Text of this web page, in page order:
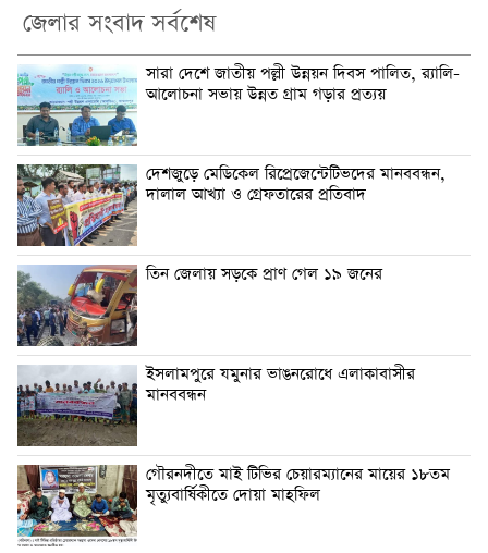
জেলার সংবাদ সর্বশেষ
সারা দেশে জাতীয় পল্লী উন্নয়ন দিবস পালিত, র‍্যালি-
আলোচনা সভায় উন্নত গ্রাম গড়ার প্রত্যয়
দেশজুড়ে মেডিকেল রিপ্রেজেন্টেটিভদের মানববন্ধন,
দালাল আখ্যা ও গ্রেফতারের প্রতিবাদ
তিন জেলায় সড়কে প্রাণ গেল ১৯ জনের
ইসলামপুরে যমুনার ভাঙনরোধে এলাকাবাসীর
মানববন্ধন
গৌরনদীতে মাই টিভির চেয়ারম্যানের মায়ের ১৮তম
মৃত্যুবার্ষিকীতে দোয়া মাহফিল